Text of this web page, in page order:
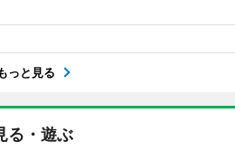
っと見る
る・遊ぶ